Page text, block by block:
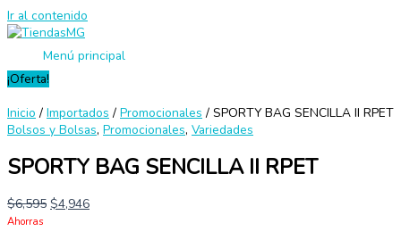
Ir al contenido
Menú principal
¡Oferta!
Inicio / Importados / Promocionales / SPORTY BAG SENCILLA II RPET
Bolsos y Bolsas, Promocionales, Variedades
SPORTY BAG SENCILLA II RPET
$6,595 $4,946
Ahorras